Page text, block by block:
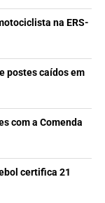
na ERS-
postes caídos em
com a Comenda
certifica 21